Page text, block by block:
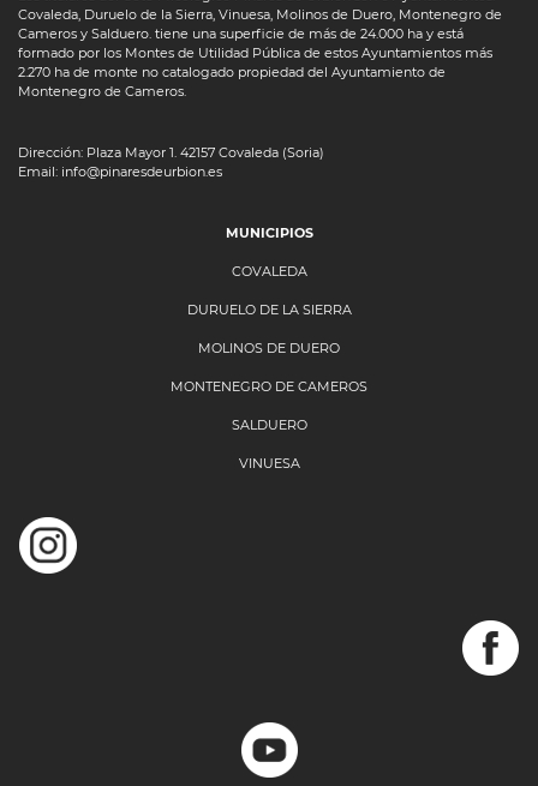
Covaleda, Duruelo de la Sierra, Vinuesa, Molinos de Duero, Montenegro de
Cameros y Salduero. tiene una superficie de más de 24.000 ha y está
formado por los Montes de Utilidad Pública de estos Ayuntamientos más
2.270 ha de monte no catalogado propiedad del Ayuntamiento de
Montenegro de Cameros.
Dirección: Plaza Mayor 1. 42157 Covaleda (Soria)
Email: info@pinaresdeurbion.es
MUNICIPIOS
COVALEDA
DURUELO DE LA SIERRA
MOLINOS DE DUERO
MONTENEGRO DE CAMEROS
SALDUERO
VINUESA